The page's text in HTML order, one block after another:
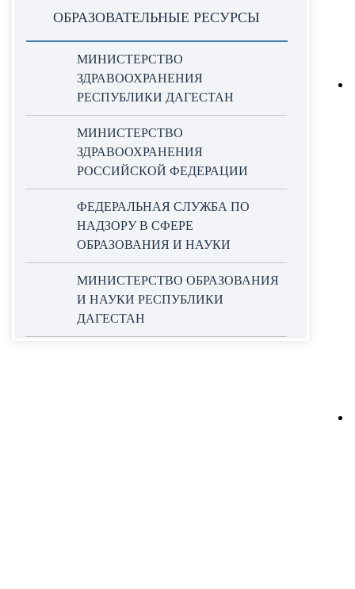
ОБРАЗОВАТЕЛЬНЫЕ РЕСУРСЫ
МИНИСТЕРСТВО
ЗДРАВООХРАНЕНИЯ
РЕСПУБЛИКИ ДАГЕСТАН
МИНИСТЕРСТВО
ЗДРАВООХРАНЕНИЯ
РОССИЙСКОЙ ФЕДЕРАЦИИ
ФЕДЕРАЛЬНАЯ СЛУЖБА ПО
НАДЗОРУ В СФЕРЕ
ОБРАЗОВАНИЯ И НАУКИ
МИНИСТЕРСТВО ОБРАЗОВАНИЯ
И НАУКИ РЕСПУБЛИКИ
ДАГЕСТАН